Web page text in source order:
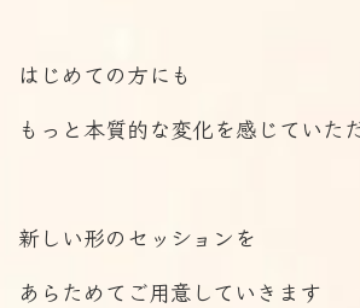
はじめての方にも
もっと本質的な変化を感じていた
新しい形のセッションを
あらためてご用意していきます